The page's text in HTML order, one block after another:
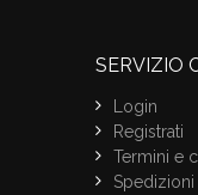
SERVIZIO
Login
Registrati
Termini e
Spedizioni